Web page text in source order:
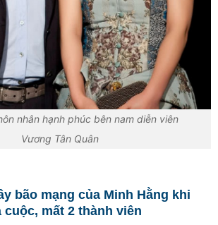
nhân hạnh phúc bên nam diễn viên
Vương Tân Quân
bão mạng của Minh Hằng khi
cuộc, mất 2 thành viên